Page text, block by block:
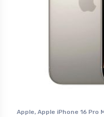
Apple, Apple iPhone 16 Pro